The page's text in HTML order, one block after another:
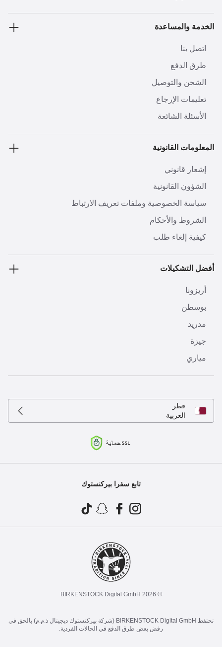
الخدمة والمساعدة
اتصل بنا
طرق الدفع
الشحن والتوصيل
تعليمات الإرجاع
الأسئلة الشائعة
المعلومات القانونية
إشعار قانوني
الشؤون القانونية
سياسة الخصوصية وملفات تعريف الارتباط
الشروط والأحكام
كيفية إلغاء طلب
أفضل التشكيلات
أريزونا
بوسطن
مدريد
جيزة
مياري
قطر
العربية
تابع سفرا بيركنستوك
© 2026 BIRKENSTOCK Digital GmbH
تحتفظ BIRKENSTOCK Digital GmbH (شركة بيركنستوك ديجيتال ذ.م.م) بالحق في
رفض بعض طرق الدفع في الحالات الفردية.